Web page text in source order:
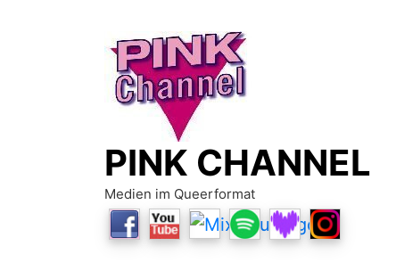
PINK CHANNEL
Medien im Queerformat